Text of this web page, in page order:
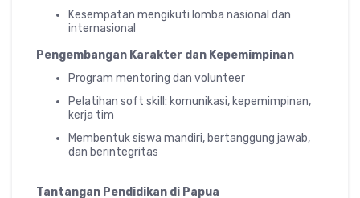
Kesempatan mengikuti lomba nasional dan
internasional
Pengembangan Karakter dan Kepemimpinan
Program mentoring dan volunteer
Pelatihan soft skill: komunikasi, kepemimpinan,
kerja tim
Membentuk siswa mandiri, bertanggung jawab,
dan berintegritas
Tantangan Pendidikan di Papua